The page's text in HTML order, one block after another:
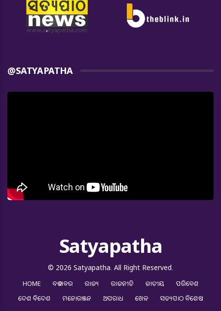
@SATYAPATHA
Satyapatha
© 2026 Satyapatha. All Right Reserved.
HOME ବଡ ଖବର ରାଜ୍ୟ ରାଜନୀତି ଜାତୀୟ
ପରିବେଶ
ଦେଶ ବିଦେଶ
ମନୋରଞ୍ଜନ ଅପରାଧ ଖେଳ ସତ୍ୟପାଠ ବିଶେଷ